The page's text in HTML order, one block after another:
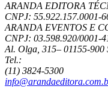
ARANDA EDITORA
CNPJ: 55.922.157.0001-
ARANDA EVENTOS E
CNPJ: 03.598.920/0001-
Al. Olga, 315– 01155-900
Tel.:
(11) 3824-5300